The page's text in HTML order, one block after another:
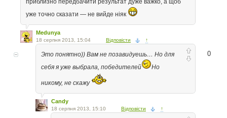
приблизно передбачити результат дуже важко, а щоб
уже точно сказати — не вийде ніяк
Medunya
18 серпня 2013, 15:04 Відповісти ↑
0
Это понятно)) Вам не позавидуешь… Но для
себя я уже выбрала, победителей
Но
никому, не скажу
Candy
18 серпня 2013, 15:10 Відповісти ↑